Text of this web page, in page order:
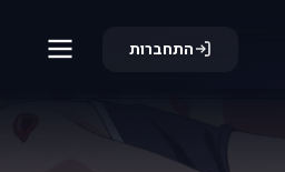
התחברות